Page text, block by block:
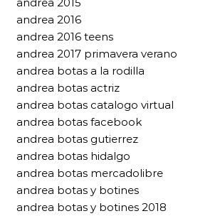
andrea 2015
andrea 2016
andrea 2016 teens
andrea 2017 primavera verano
andrea botas a la rodilla
andrea botas actriz
andrea botas catalogo virtual
andrea botas facebook
andrea botas gutierrez
andrea botas hidalgo
andrea botas mercadolibre
andrea botas y botines
andrea botas y botines 2018